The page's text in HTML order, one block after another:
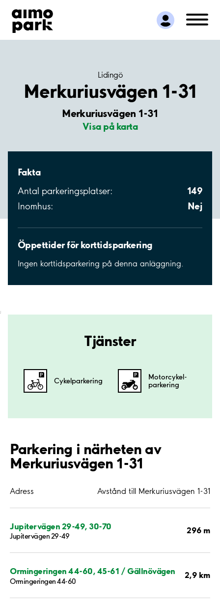
Hitta parkering
Samarbete
Kundservice
Lidingö
Merkuriusvägen 1-31
Merkuriusvägen 1-31
Visa på karta
Fakta
Antal parkeringsplatser: 149
Inomhus: Nej
Öppettider för korttidsparkering
Ingen korttidsparkering på denna anläggning.
;
Tjänster
Cykelparkering
Motorcykel­
parkering
Parkering i närheten av
Merkuriusvägen 1-31
Adress Avstånd till Merkuriusvägen 1-31
Jupitervägen 29-49, 30-70
Jupitervägen 29-49
296 m
Ormingeringen 44-60, 45-61 / Gällnövägen
Ormingeringen 44-60
2,9 km